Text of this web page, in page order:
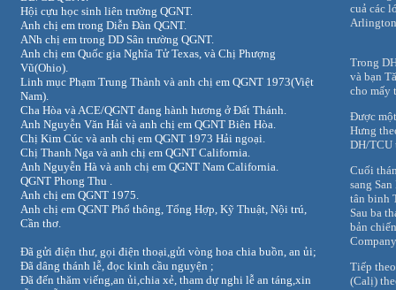
Hội cựu học sinh liên trường QGNT.
Anh chị em trong Diễn Đàn QGNT.
ANh chị em trong DD Sân trường QGNT.
Anh chị em Quốc gia Nghĩa Tử Texas, và Chị Phượng
Vũ(Ohio).
Linh mục Phạm Trung Thành và anh chị em QGNT 1973(Việt
Nam).
Cha Hòa và ACE/QGNT đang hành hương ở Đất Thánh.
Anh Nguyễn Văn Hải và anh chị em QGNT Biên Hòa.
Chị Kim Cúc và anh chị em QGNT 1973 Hải ngoại.
Chị Thanh Nga và anh chị em QGNT California.
Anh Nguyễn Hà và anh chị em QGNT Nam California.
QGNT Phong Thu .
Anh chị em QGNT 1975.
Anh chị em QGNT Phổ thông, Tổng Hợp, Kỹ Thuật, Nội trú,
Cần thơ.
Đã gửi điện thư, gọi điện thoại,gửi vòng hoa chia buồn, an ủi;
Đã dâng thánh lễ, đọc kinh cầu nguyện ;
Đã đến thăm viếng,an ủi,chia xẻ, tham dự nghi lễ an táng,xin
cuả các
Trong
và bạn
cho mấy
Được
Hưng
DH/TCU
Cuối
sang
tân binh
Sau ba
bản
Tiếp
(Calị)